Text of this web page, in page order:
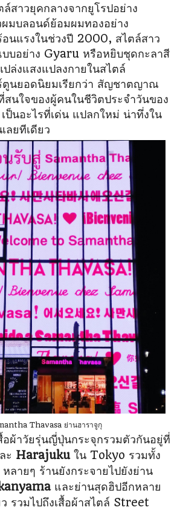
สาวยุคกลางจากยูโรปอย่าง
มบลอนด์ย้อมผมทองอย่าง
นแรงในช่วงปี 2000, สไตล์สาว
บอย่าง Gyaru หรือหยิบชุดกะลาสี
ล่งแสงแปลงกายในสไตล์
ตูนยอดนิยมเรียกว่า สัญชาตญาณ
สนใจของผู้คนในชีวิตประจำวันของ
ป็นอะไรที่เด่น แปลกใหม่ น่าทึ่งใน
ลยทีเดียว
Thavasa ย่านฮาราจูกุ
อผ้าวัยรุ่นญี่ปุ่นกระจุกรวมตัวกันอยู่ที่
ะ Harajukuใน Tokyo รวมทั้ง
ายๆ ร้านยังกระจายไปยังย่าน
และย่านสุดฮิปอีกหลาย
รวมไปถึงเสื้อผ้าสไตล์ Street